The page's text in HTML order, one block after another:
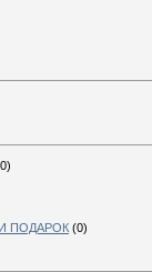
ПОДАРОК (0)